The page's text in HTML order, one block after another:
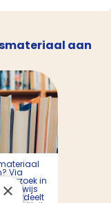
aan
Via
verzoek in
×